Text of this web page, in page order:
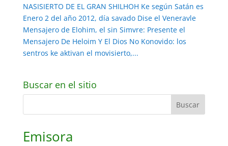
NASISIERTO DE EL GRAN SHILHOH Ke según Satán es
Enero 2 del año 2012, día savado Dise el Veneravle
Mensajero de Elohim, el sin Simvre: Presente el
Mensajero De Heloim Y El Dios No Konovido: los
sentros ke aktivan el movisierto,...
Buscar en el sitio
Emisora